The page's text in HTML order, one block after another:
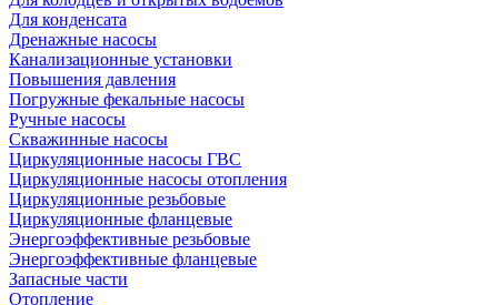
Для конденсата
Дренажные насосы
Канализационные установки
Повышения давления
Погружные фекальные насосы
Ручные насосы
Скважинные насосы
Циркуляционные насосы ГВС
Циркуляционные насосы отопления
Циркуляционные резьбовые
Циркуляционные фланцевые
Энергоэффективные резьбовые
Энергоэффективные фланцевые
Запасные части
Отопление